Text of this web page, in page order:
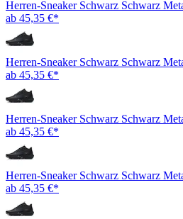
Herren-Sneaker Schwarz Schwarz
ab 45,35 €*
Herren-Sneaker Schwarz Schwarz
ab 45,35 €*
Herren-Sneaker Schwarz Schwarz
ab 45,35 €*
Herren-Sneaker Schwarz Schwarz
ab 45,35 €*